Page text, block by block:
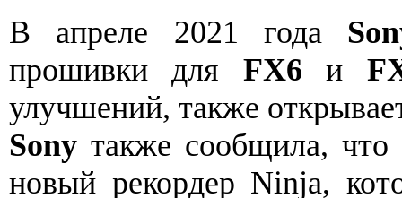
В апреле 2021 года
прошивки для FX6 и
улучшений, также
Sony также сообщила, что
новый рекордер Ninja,